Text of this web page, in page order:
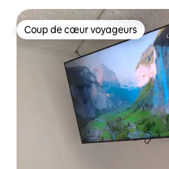
Coup de cœur voyageurs
Coup de cœur voyageurs